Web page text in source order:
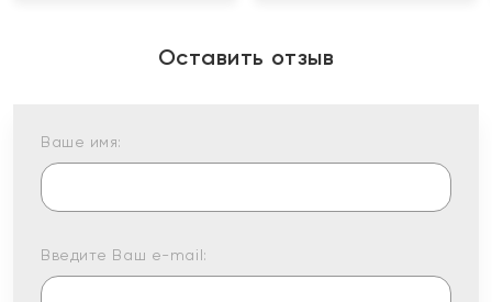
Оставить отзыв
Ваше имя:
Введите Ваш e-mail: